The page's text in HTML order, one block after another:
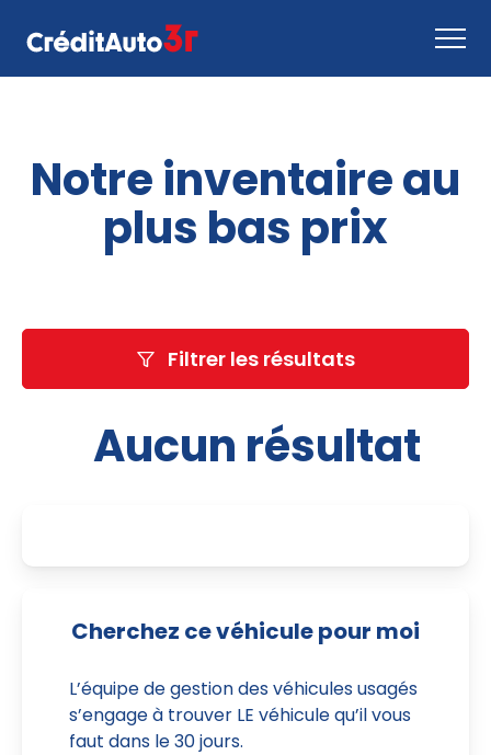
Comment ça marche
Nous joindre
Inventaire
Notre inventaire au
plus bas prix
Filtrer les résultats
Aucun résultat
Cherchez ce véhicule pour moi
L’équipe de gestion des véhicules usagés
s’engage à trouver LE véhicule qu’il vous
faut dans le 30 jours.